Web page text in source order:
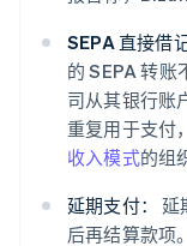
SEPA 直接借记
的 SEPA 转账
司从其银行账
重复用于支付
收入模式的组
延期支付：
延
后再结算款项